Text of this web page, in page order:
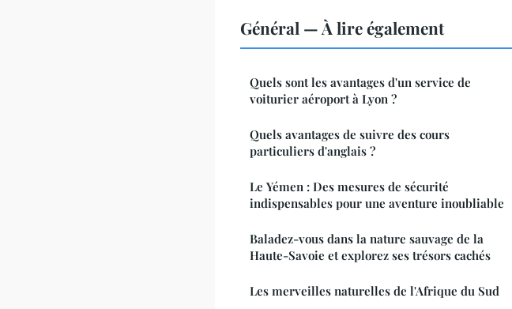
Général — À lire également
Quels sont les avantages d'un service de
voiturier aéroport à Lyon ?
Quels avantages de suivre des cours
particuliers d'anglais ?
Le Yémen : Des mesures de sécurité
indispensables pour une aventure inoubliable
Baladez-vous dans la nature sauvage de la
Haute-Savoie et explorez ses trésors cachés
Les merveilles naturelles de l'Afrique du Sud